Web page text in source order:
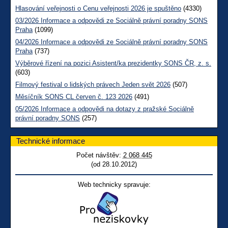
Hlasování veřejnosti o Cenu veřejnosti 2026 je spuštěno (4330)
03/2026 Informace a odpovědi ze Sociálně právní poradny SONS
Praha(1099)
04/2026 Informace a odpovědi ze Sociálně právní poradny SONS
Praha(737)
Výběrové řízení na pozici Asistent/ka prezidentky SONS ČR, z. s.
(603)
Filmový festival o lidských právech Jeden svět 2026 (507)
Měsíčník SONS CL červen č. 123 2026 (491)
05/2026 Informace a odpovědi na dotazy z pražské Sociálně
právní poradny SONS (257)
Technické informace
Počet návštěv: 2 068 445
(od 28.10.2012)
Web technicky spravuje: